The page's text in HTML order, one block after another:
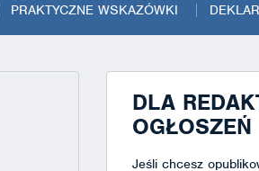
PRAKTYCZNE WSKAZÓWKI
DLA
OGŁOSZEŃ
Jeśli chcesz